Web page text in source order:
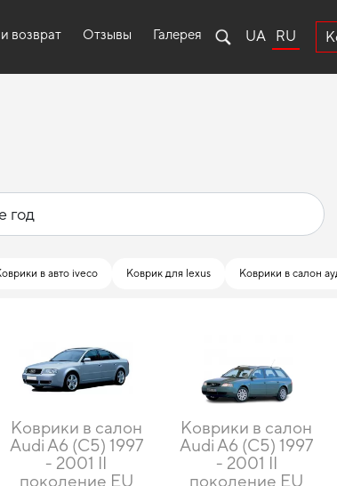
возврат Отзывы Галерея UA RU
в авто iveco Коврик для lexus Коврики в салон
Коврики в салон
Audi A6 (C5) 1997
- 2001 II
поколение EU
Коврики в салон
Audi A6 (C5) 1997
- 2001 II
поколение EU